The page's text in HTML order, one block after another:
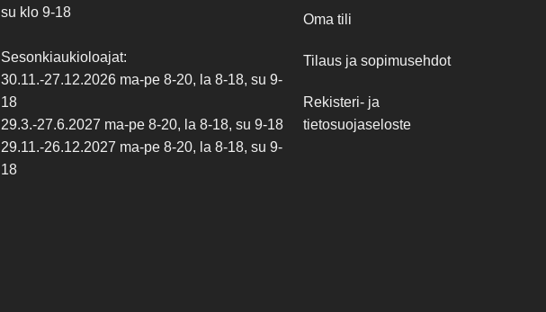
su klo 9-18
Sesonkiaukioloajat:
30.11.-27.12.2026 ma-pe 8-20, la 8-18, su 9-
18
29.3.-27.6.2027 ma-pe 8-20, la 8-18, su 9-18
29.11.-26.12.2027 ma-pe 8-20, la 8-18, su 9-
18
Oma tili
Tilaus ja sopimusehdot
Rekisteri- ja
tietosuojaseloste